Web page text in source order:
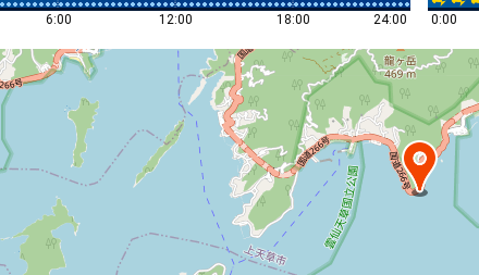
6:00 12:00 18:00 24:00 0:00